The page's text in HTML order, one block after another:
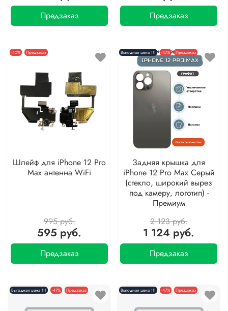
Предзаказ Предзаказ
-40% Предзаказ
Шлейф для iPhone 12 Pro
Max антенна WiFi
995 руб.
595 руб.
Предзаказ
Выгодная цена !!! -47% Предзаказ
Задняя крышка для
iPhone 12 Pro Max Серый
(стекло, широкий вырез
под камеру, логотип) -
Премиум
2 123 руб.
1 124 руб.
Предзаказ
Выгодная цена !!! -47% Предзаказ Выгодная цена !!! -47% Предзаказ